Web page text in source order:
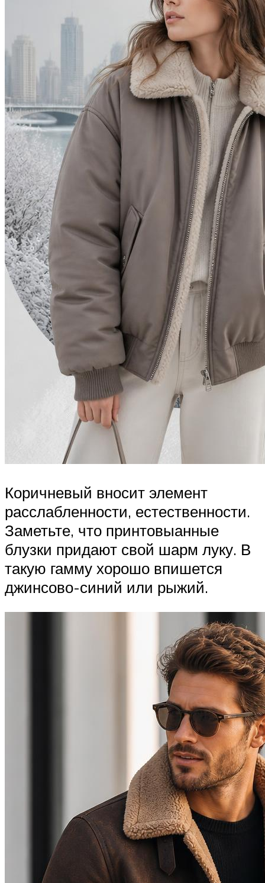
Коричневый вносит элемент
расслабленности, естественности.
Заметьте, что принтовыанные
блузки придают свой шарм луку. В
такую гамму хорошо впишется
джинсово-синий или рыжий.